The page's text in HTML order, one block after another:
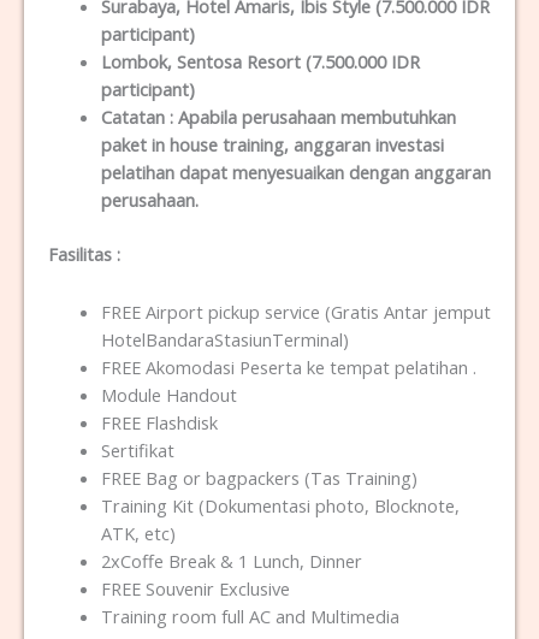
Surabaya, Hotel Amaris, Ibis Style (7.500.000 IDR
participant)
Lombok, Sentosa Resort (7.500.000 IDR
participant)
Catatan :Apabila perusahaan membutuhkan
paket in house training, anggaran investasi
pelatihan dapat menyesuaikan dengan anggaran
perusahaan.
Fasilitas :
FREE Airport pickup service (Gratis Antar jemput
HotelBandaraStasiunTerminal)
FREE Akomodasi Peserta ke tempat pelatihan .
Module Handout
FREE Flashdisk
Sertifikat
FREE Bag or bagpackers (Tas Training)
Training Kit (Dokumentasi photo, Blocknote,
ATK, etc)
2xCoffe Break & 1 Lunch, Dinner
FREE Souvenir Exclusive
Training room full AC and Multimedia